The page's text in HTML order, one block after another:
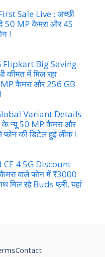
Sale Live : अच्छी
50 MP कैमरा और 45
!
Flipkart Big Saving
कीमत में मिल रहा
कैमरा और 256 GB
Variant Details
न्यू 50 MP कैमरा और
फोन की डिटेल हुई लीक !
4 5G Discount
वाले फोन में ₹3000
मिल रहे Buds फ्री, यहां
Contact